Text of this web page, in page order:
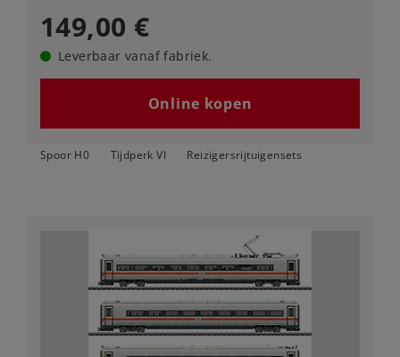
149,00 €
Leverbaar vanaf fabriek.
Online kopen
Spoor H0 Tijdperk VI Reizigersrijtuigensets